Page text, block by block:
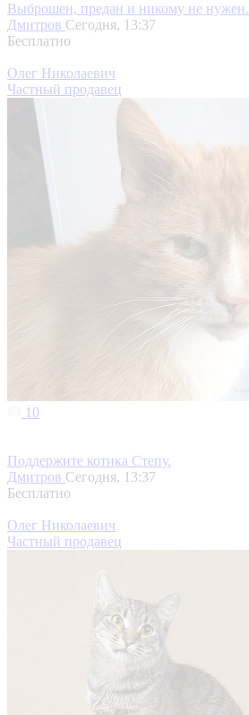
Выброшен, предан и никому не нужен.
Дмитров Сегодня, 13:37
Бесплатно
Олег Николаевич
Частный продавец
10
Поддержите котика Степу.
Дмитров Сегодня, 13:37
Бесплатно
Олег Николаевич
Частный продавец